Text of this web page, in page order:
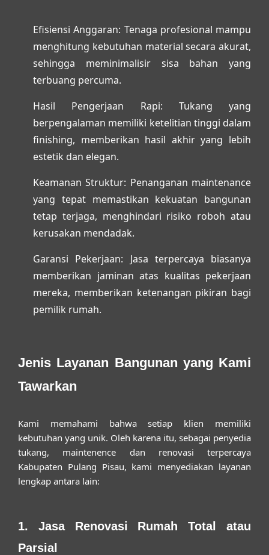
Efisiensi Anggaran: Tenaga profesional mampu
menghitung kebutuhan material secara akurat,
sehingga meminimalisir sisa bahan yang
terbuang percuma.
Hasil Pengerjaan Rapi: Tukang yang
berpengalaman memiliki ketelitian tinggi dalam
finishing, memberikan hasil akhir yang lebih
estetik dan elegan.
Keamanan Struktur: Penanganan maintenance
yang tepat memastikan kekuatan bangunan
tetap terjaga, menghindari risiko roboh atau
kerusakan mendadak.
Garansi Pekerjaan: Jasa terpercaya biasanya
memberikan jaminan atas kualitas pekerjaan
mereka, memberikan ketenangan pikiran bagi
pemilik rumah.
Jenis Layanan Bangunan yang Kami
Tawarkan
Kami memahami bahwa setiap klien memiliki
kebutuhan yang unik. Oleh karena itu, sebagai penyedia
tukang, maintenence dan renovasi terpercaya
Kabupaten Pulang Pisau, kami menyediakan layanan
lengkap antara lain:
1. Jasa Renovasi Rumah Total atau
Parsial